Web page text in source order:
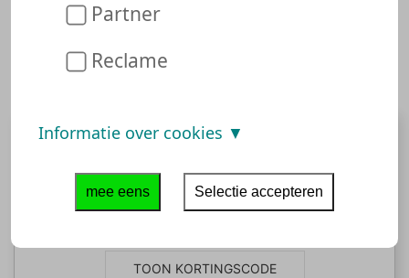
Druckerpatronen.de Vouchers
20,00 % Rabatt !
TOON KORTINGSCODE
Partner
Reclame
Informatie over cookies
mee eens Selectie accepteren